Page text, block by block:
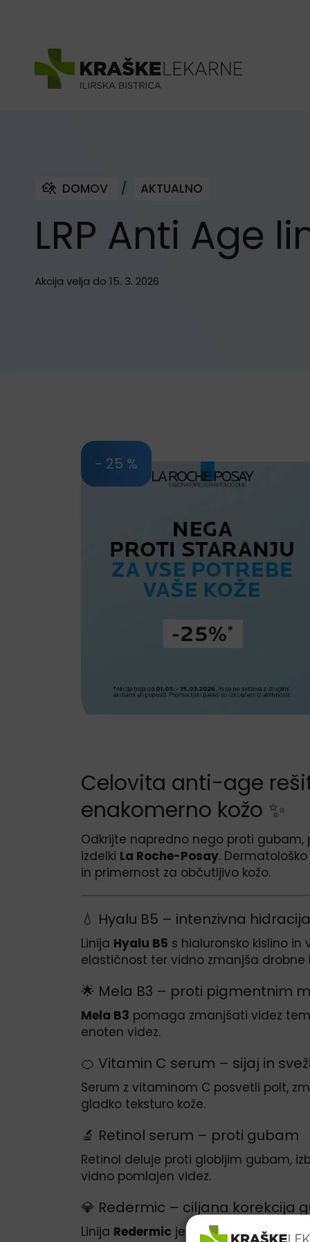
DOMOV / AKTUALNO
LRP Anti Age
Akcija velja do 15. 3. 2026
- 25 %
Celovita anti-age
enakomerno kožo ✨
Odkrijte napredno nego proti
izdelki La Roche-Posay.
in primernost za občutljivo kožo.
💧 Hyalu B5 – intenzivna
Linija Hyalu B5 s hialuronsko kislino in
elastičnost ter vidno zmanjša drobne
🌟 Mela B3 – proti pigmentnim
Mela B3 pomaga zmanjšati videz
enoten videz.
🍊 Vitamin C serum – sijaj in
Serum z vitaminom C posvetli polt,
gladko teksturo kože.
🔬 Retinol serum – proti gubam
Retinol deluje proti globljim gubam,
vidno pomlajen videz.
💎 Redermic – ciljana korekcija
Linija Redermic je zasnovana za